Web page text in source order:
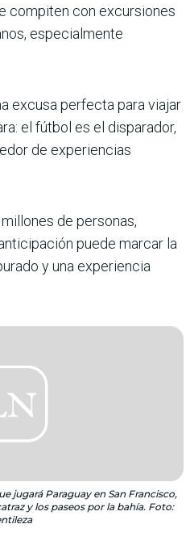
compiten con excursiones
especialmente
excusa perfecta para viajar
el fútbol es el disparador,
de experiencias
de personas,
puede marcar la
y una experiencia
jugará Paraguay en San Francisco,
y los paseos por la bahía. Foto: